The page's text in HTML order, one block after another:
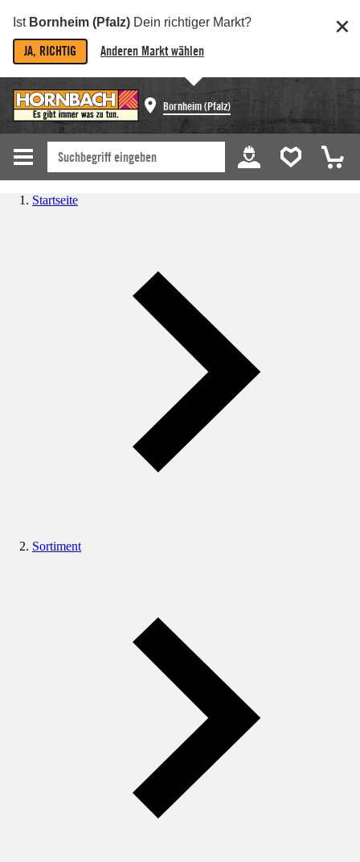
Ist Bornheim (Pfalz) Dein richtiger Markt?
JA, RICHTIG Anderen Markt wählen
Bornheim (Pfalz)
Startseite
Sortiment